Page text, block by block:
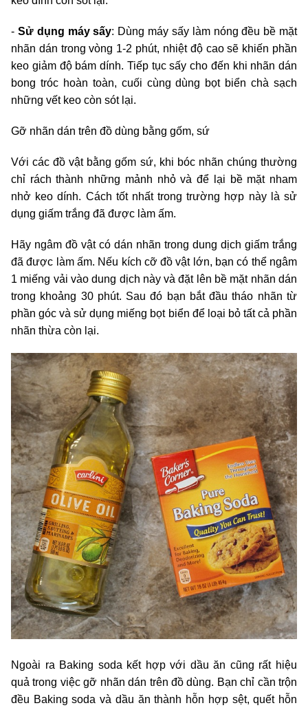
- Sử dụng máy sấy: Dùng máy sấy làm nóng đều bề mặt
nhãn dán trong vòng 1-2 phút, nhiệt độ cao sẽ khiến phần
keo giảm độ bám dính. Tiếp tục sấy cho đến khi nhãn dán
bong tróc hoàn toàn, cuối cùng dùng bọt biển chà sạch
những vết keo còn sót lại.
Gỡ nhãn dán trên đồ dùng bằng gốm, sứ
Với các đồ vật bằng gốm sứ, khi bóc nhãn chúng thường
chỉ rách thành những mảnh nhỏ và để lại bề mặt nham
nhở keo dính. Cách tốt nhất trong trường hợp này là sử
dụng giấm trắng đã được làm ấm.
Hãy ngâm đồ vật có dán nhãn trong dung dịch giấm trắng
đã được làm ấm. Nếu kích cỡ đồ vật lớn, bạn có thể ngâm
1 miếng vải vào dung dịch này và đặt lên bề mặt nhãn dán
trong khoảng 30 phút. Sau đó bạn bắt đầu tháo nhãn từ
phần góc và sử dụng miếng bọt biển để loại bỏ tất cả phần
nhãn thừa còn lại.
Ngoài ra Baking soda kết hợp với dầu ăn cũng rất hiệu
quả trong việc gỡ nhãn dán trên đồ dùng. Bạn chỉ cần trộn
đều Baking soda và dầu ăn thành hỗn hợp sệt, quết hỗn